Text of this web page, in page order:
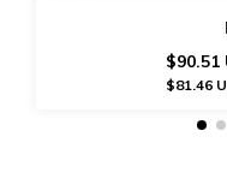
$90.51
$81.46